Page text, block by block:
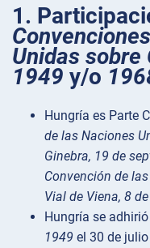
1.
Unidas sobre
1949 y/o
Hungría es Parte
de las Naciones
Ginebra, 19 de
Convención de
Vial de Viena, 8
Hungría se
1949 el 30 de